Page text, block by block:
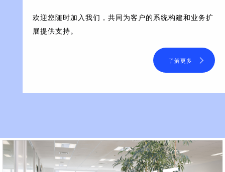
欢迎您随时加入我们，共同为客户的系统构建和业务扩
展提供支持。
了解更多